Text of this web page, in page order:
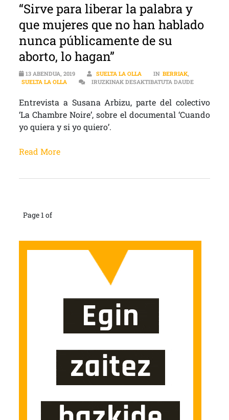
“Sirve para liberar la palabra y
que mujeres que no han hablado
nunca públicamente de su
aborto, lo hagan”
13 ABENDUA, 2019 SUELTA LA OLLA IN BERRIAK,
SUELTA LA OLLA
IRUZKINAK DESAKTIBATUTA DAUDE“SIRVE
Entrevista a Susana Arbizu, parte del colectivo
‘La Chambre Noire’, sobre el documental ‘Cuando
yo quiera y si yo quiero’.
Read More
Page 1 of